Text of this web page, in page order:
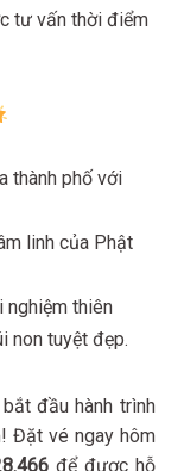
tư vấn thời điểm
thành phố với
linh của Phật
nghiệm thiên
non tuyệt đẹp.
đầu hành trình
Đặt vé ngay hôm
để được hỗ